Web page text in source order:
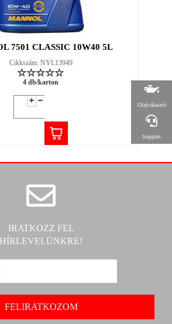
7501 CLASSIC 10W40 5L
Cikkszám: NYL13949
4 db/karton
IRATKOZZ FEL
HÍRLEVELÜNKRE!
Olajválasztó
Support